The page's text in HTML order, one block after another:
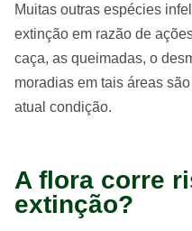
Muitas outras espécies
extinção em razão de
caça, as queimadas, o
moradias em tais áreas
atual condição.
A flora corre
extinção?